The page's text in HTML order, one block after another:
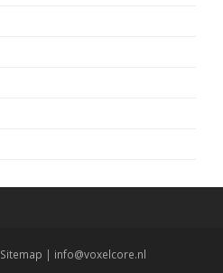
Sitemap | info@voxelcore.nl